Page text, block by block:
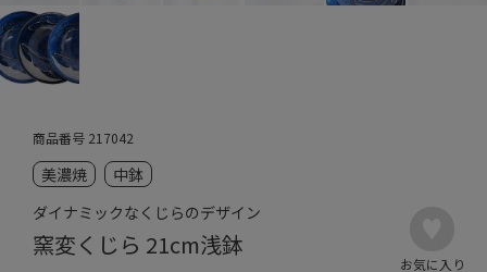
商品番号 217042
美濃焼
中鉢
ダイナミックなくじらのデザイン
窯変くじら 21cm浅鉢